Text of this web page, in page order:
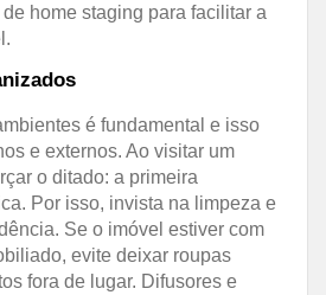
home staging para facilitar a
é fundamental e isso
e externos. Ao visitar um
o ditado: a primeira
Por isso, invista na limpeza e
Se o imóvel estiver com
evite deixar roupas
fora de lugar. Difusores e